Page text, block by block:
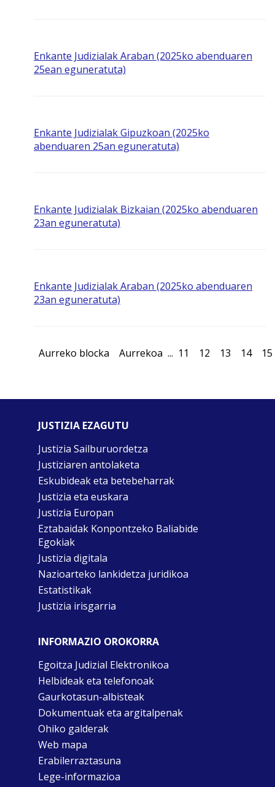
Enkante Judizialak Araban (2025ko abenduaren
25ean eguneratuta)
Enkante Judizialak Gipuzkoan (2025ko
abenduaren 25an eguneratuta)
Enkante Judizialak Bizkaian (2025ko abenduaren
23an eguneratuta)
Enkante Judizialak Araban (2025ko abenduaren
23an eguneratuta)
Aurreko blocka Aurrekoa ... 11 12 13 14 15
JUSTIZIA EZAGUTU
Justizia Sailburuordetza
Justiziaren antolaketa
Eskubideak eta betebeharrak
Justizia eta euskara
Justizia Europan
Eztabaidak Konpontzeko Baliabide
Egokiak
Justizia digitala
Nazioarteko lankidetza juridikoa
Estatistikak
Justizia irisgarria
INFORMAZIO OROKORRA
Egoitza Judizial Elektronikoa
Helbideak eta telefonoak
Gaurkotasun-albisteak
Dokumentuak eta argitalpenak
Ohiko galderak
Web mapa
Erabilerraztasuna
Lege-informazioa